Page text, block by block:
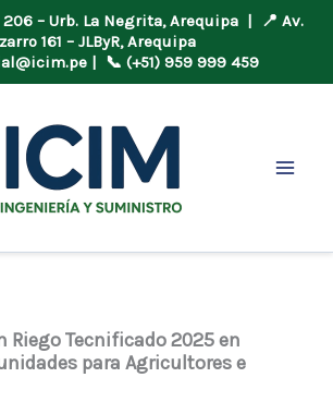
206 – Urb. La Negrita, Arequipa | 📍 Av.
161 – JLByR, Arequipa
| 📞 (+51) 959 999 459
Riego Tecnificado 2025 en
para Agricultores e